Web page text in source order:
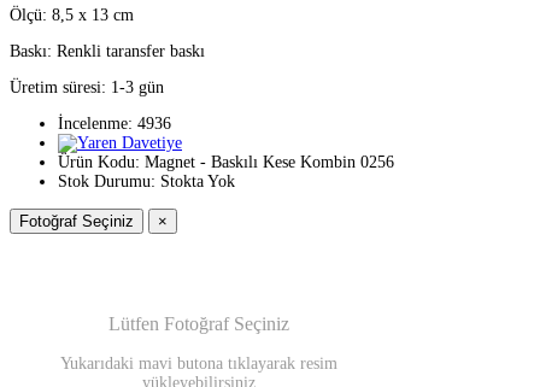
Ölçü: 8,5 x 13 cm
Baskı: Renkli taransfer baskı
Üretim süresi: 1-3 gün
İncelenme: 4936
Ürün Kodu: Magnet - Baskılı Kese Kombin 0256
Stok Durumu: Stokta Yok
Fotoğraf Seçiniz ×
Lütfen Fotoğraf Seçiniz
Yukarıdaki mavi butona tıklayarak resim
yükleyebilirsiniz